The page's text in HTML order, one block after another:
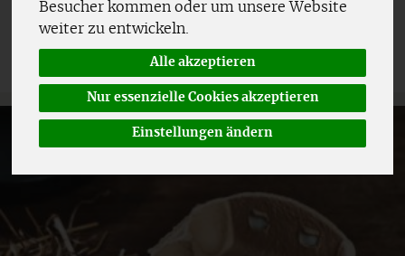
Besucher kommen oder um unsere Website
weiter zu entwickeln.
Alle akzeptieren
Nur essenzielle Cookies akzeptieren
Einstellungen ändern
Allergene